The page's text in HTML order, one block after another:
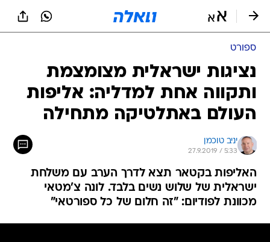
ספורט
נציגות ישראלית מצומצמת
ותקווה אחת למדליה: אליפות
העולם באתלטיקה מתחילה
יניב טוכמן
27.9.2019 / 5:33
האליפות בקטאר תצא לדרך הערב עם משלחת
ישראלית של שלוש נשים בלבד. לונה צ'מטאי
מכוונת לפודיום: "זה חלום של כל ספורטאי"